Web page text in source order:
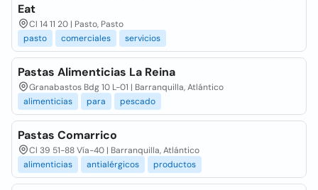
Eat
Cl 14 11 20 | Pasto, Pasto
pasto
comerciales servicios
Pastas Alimenticias La Reina
Granabastos Bdg 10 L-01 | Barranquilla, Atlántico
alimenticias
para pescado
Pastas Comarrico
Cl 39 51-88 Vía-40 | Barranquilla, Atlántico
alimenticias
antialérgicos productos